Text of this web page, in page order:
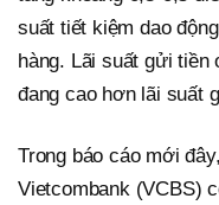
suất tiết kiệm dao
hàng. Lãi suất gửi tiền
đang cao hơn lãi suất
Trong báo cáo mới
Vietcombank (VCBS)